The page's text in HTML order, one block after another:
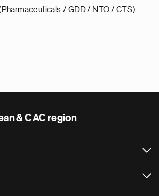
/ GDD / NTO / CTS)
& CAC region